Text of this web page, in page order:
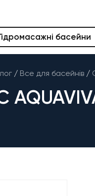
басейни
/ Все для басейнів /